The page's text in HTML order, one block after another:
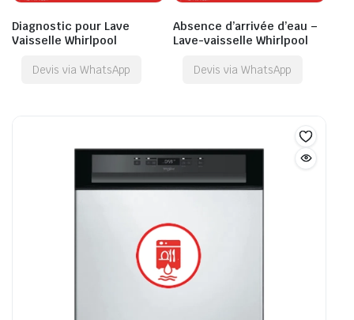
Diagnostic pour Lave
Vaisselle Whirlpool
Devis via WhatsApp
Absence d’arrivée d’eau –
Lave-vaisselle Whirlpool
Devis via WhatsApp